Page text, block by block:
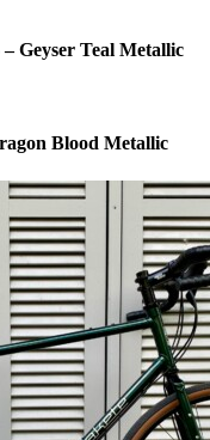
Geyser Teal Metallic
Blood Metallic